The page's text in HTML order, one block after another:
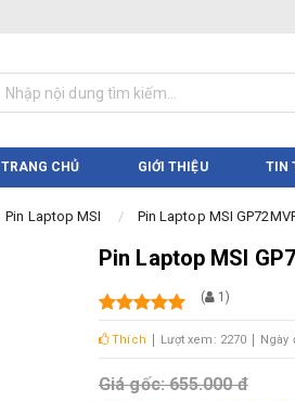
TRANG CHỦ GIỚI THIỆU TIN
Pin Laptop MSI Pin Laptop MSI
Pin Laptop MSI
( 1)
Thích Lượt xem: 2270 Ngày
Giá gốc: 655.000 đ